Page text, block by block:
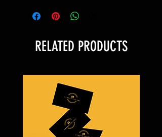
RELATED PRODUCTS